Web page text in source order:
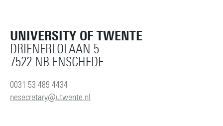
UNIVERSITY OF TWENTE
DRIENERLOLAAN 5
7522 NB ENSCHEDE
0031 53 489 4434
nesecretary@utwente.nl